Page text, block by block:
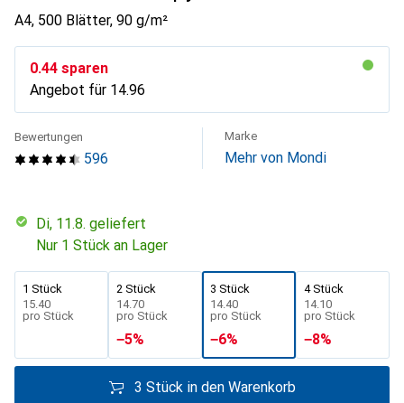
A4, 500 Blätter, 90 g/m²
CHF
0.44 sparen
Angebot für CHF
14.96
596
Bewertungen Marke
Mehr von Mondi
Di, 11.8. geliefert
Nur 1 Stück an Lager
1 Stück
CHF
15.40
pro Stück
2 Stück
CHF
14.70
pro Stück
−5%
3 Stück
CHF
14.40
pro Stück
−6%
4 Stück
CHF
14.10
pro Stück
−8%
3 Stück in den Warenkorb